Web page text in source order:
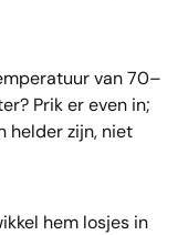
van 70–
Prik er even in;
helder zijn, niet
hem losjes in